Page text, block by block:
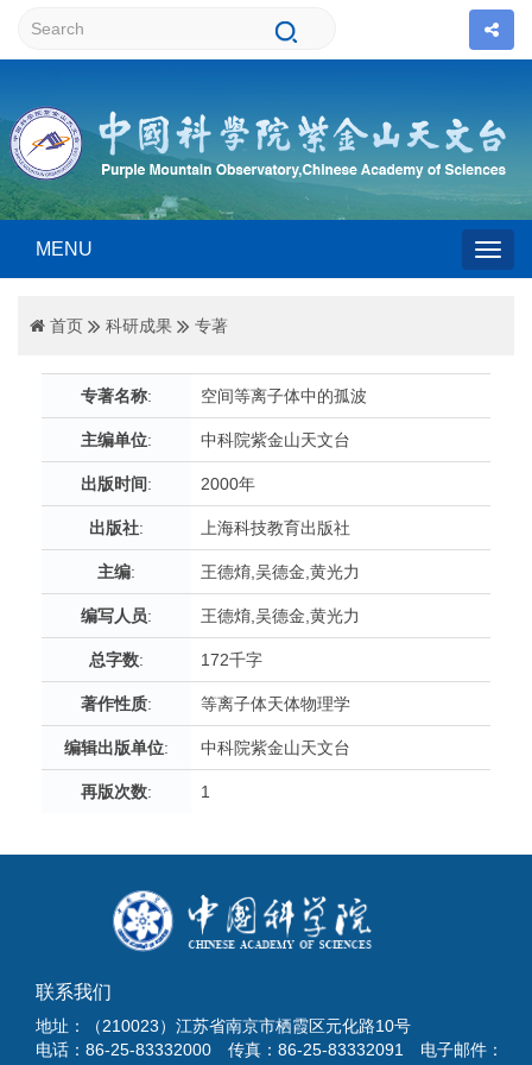
MENU
首页 科研成果 专著
专著名称: 空间等离子体中的孤波
主编单位: 中科院紫金山天文台
出版时间: 2000年
出版社: 上海科技教育出版社
主编: 王德焴,吴德金,黄光力
编写人员: 王德焴,吴德金,黄光力
总字数: 172千字
著作性质: 等离子体天体物理学
编辑出版单位: 中科院紫金山天文台
再版次数: 1
联系我们
地址：（210023）江苏省南京市栖霞区元化路10号
电话：86-25-83332000 传真：86-25-83332091 电子邮件：